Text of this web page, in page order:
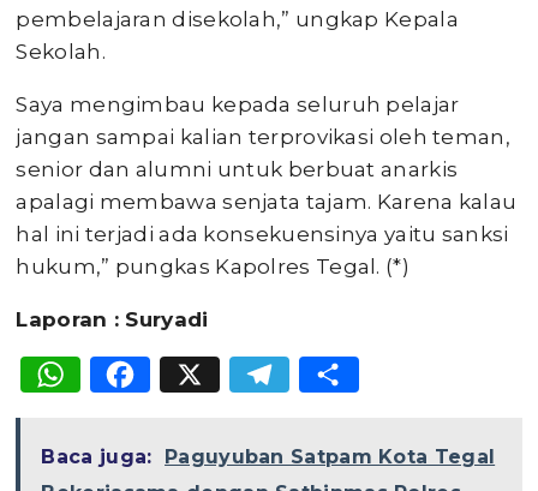
pembelajaran disekolah,” ungkap Kepala
Sekolah.
Saya mengimbau kepada seluruh pelajar
jangan sampai kalian terprovikasi oleh teman,
senior dan alumni untuk berbuat anarkis
apalagi membawa senjata tajam. Karena kalau
hal ini terjadi ada konsekuensinya yaitu sanksi
hukum,” pungkas Kapolres Tegal. (*)
Laporan : Suryadi
WhatsApp
Facebook
X Telegram
Baca juga:
Paguyuban Satpam Kota Tegal